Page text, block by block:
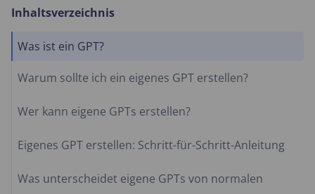
Inhaltsverzeichnis
Was ist ein GPT?
Warum sollte ich ein eigenes GPT erstellen?
Wer kann eigene GPTs erstellen?
Eigenes GPT erstellen: Schritt-für-Schritt-Anleitung
Was unterscheidet eigene GPTs von normalen